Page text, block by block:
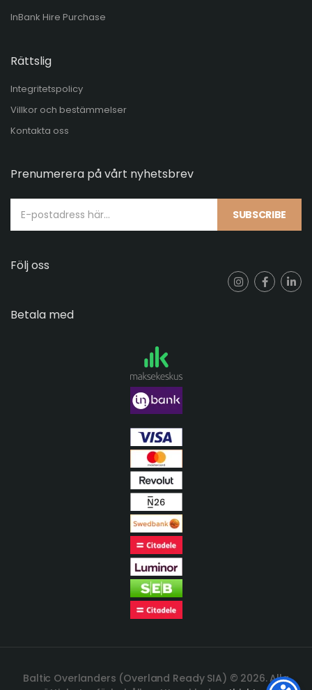
InBank Hire Purchase
Rättslig
Integritetspolicy
Villkor och bestämmelser
Kontakta oss
Prenumerera på vårt nyhetsbrev
SUBSCRIBE
Följ oss
Betala med
Baltic Overlanders (Overland Ready SIA) © 2026. Alla